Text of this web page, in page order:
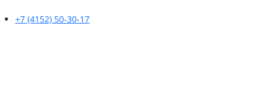
+7 (4152) 50-30-17